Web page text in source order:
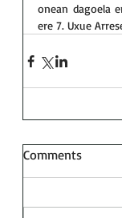
onean dagoela
ere 7. Uxue
Comments